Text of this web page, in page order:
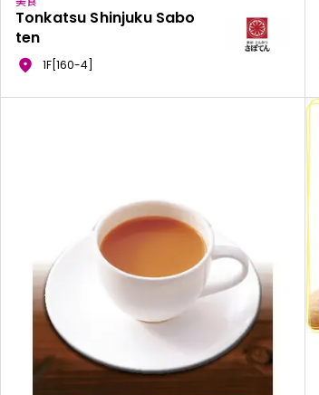
Tonkatsu Shinjuku Sabo
ten
1F[160-4]